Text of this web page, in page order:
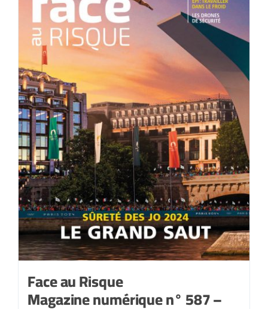
Face au Risque
Magazine numérique n° 587 –